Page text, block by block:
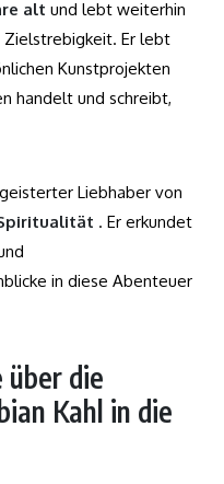
alt und lebt weiterhin
Zielstrebigkeit. Er lebt
Kunstprojekten
handelt und schreibt,
Liebhaber von
. Er erkundet
in diese Abenteuer
über die
Kahl in die